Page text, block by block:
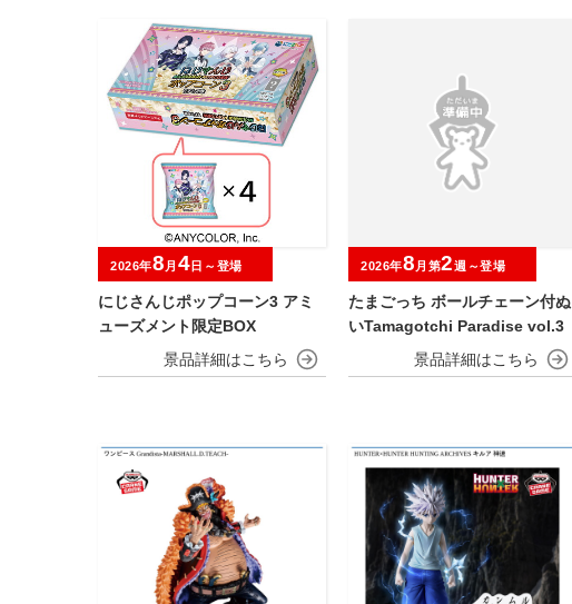
にじさんじポップコーン3 アミ
ューズメント限定BOX
2026年8 月 4日～登場
たまごっち ボールチェーン付ぬ
いTamagotchi Paradise vol.3
2026年8 月第2週～登場